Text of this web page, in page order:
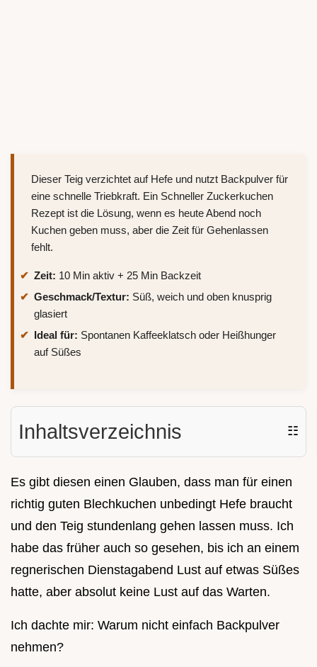
Dieser Teig verzichtet auf Hefe und nutzt Backpulver für
eine schnelle Triebkraft. Ein Schneller Zuckerkuchen
Rezept ist die Lösung, wenn es heute Abend noch
Kuchen geben muss, aber die Zeit für Gehenlassen
fehlt.
Zeit: 10 Min aktiv + 25 Min Backzeit
Geschmack/Textur: Süß, weich und oben knusprig
glasiert
Ideal für: Spontanen Kaffeeklatsch oder Heißhunger
auf Süßes
Inhaltsverzeichnis ☷
Es gibt diesen einen Glauben, dass man für einen
richtig guten Blechkuchen unbedingt Hefe braucht
und den Teig stundenlang gehen lassen muss. Ich
habe das früher auch so gesehen, bis ich an einem
regnerischen Dienstagabend Lust auf etwas Süßes
hatte, aber absolut keine Lust auf das Warten.
Ich dachte mir: Warum nicht einfach Backpulver
nehmen?